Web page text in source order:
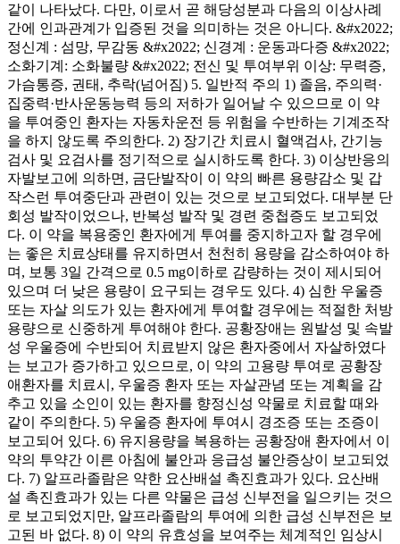
같이 나타났다. 다만, 이로서 곧 해당성분과 다음의 이상사례
간에 인과관계가 입증된 것을 의미하는 것은 아니다. &#x2022;
정신계 : 섬망, 무감동 &#x2022; 신경계 : 운동과다증 &#x2022;
소화기계: 소화불량 &#x2022; 전신 및 투여부위 이상: 무력증,
가슴통증, 권태, 추락(넘어짐) 5. 일반적 주의 1) 졸음, 주의력·
집중력·반사운동능력 등의 저하가 일어날 수 있으므로 이 약
을 투여중인 환자는 자동차운전 등 위험을 수반하는 기계조작
을 하지 않도록 주의한다. 2) 장기간 치료시 혈액검사, 간기능
검사 및 요검사를 정기적으로 실시하도록 한다. 3) 이상반응의
자발보고에 의하면, 금단발작이 이 약의 빠른 용량감소 및 갑
작스런 투여중단과 관련이 있는 것으로 보고되었다. 대부분 단
회성 발작이었으나, 반복성 발작 및 경련 중첩증도 보고되었
다. 이 약을 복용중인 환자에게 투여를 중지하고자 할 경우에
는 좋은 치료상태를 유지하면서 천천히 용량을 감소하여야 하
며, 보통 3일 간격으로 0.5 mg이하로 감량하는 것이 제시되어
있으며 더 낮은 용량이 요구되는 경우도 있다. 4) 심한 우울증
또는 자살 의도가 있는 환자에게 투여할 경우에는 적절한 처방
용량으로 신중하게 투여해야 한다. 공황장애는 원발성 및 속발
성 우울증에 수반되어 치료받지 않은 환자중에서 자살하였다
는 보고가 증가하고 있으므로, 이 약의 고용량 투여로 공황장
애환자를 치료시, 우울증 환자 또는 자살관념 또는 계획을 감
추고 있을 소인이 있는 환자를 향정신성 약물로 치료할 때와
같이 주의한다. 5) 우울증 환자에 투여시 경조증 또는 조증이
보고되어 있다. 6) 유지용량을 복용하는 공황장애 환자에서 이
약의 투약간 이른 아침에 불안과 응급성 불안증상이 보고되었
다. 7) 알프라졸람은 약한 요산배설 촉진효과가 있다. 요산배
설 촉진효과가 있는 다른 약물은 급성 신부전을 일으키는 것으
로 보고되었지만, 알프라졸람의 투여에 의한 급성 신부전은 보
고된 바 없다. 8) 이 약의 유효성을 보여주는 체계적인 임상시